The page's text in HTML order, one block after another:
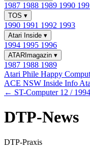
1987 1988 1989 1990
TOS ▾
1990 1991 1992 1993
Atari Inside ▾
1994 1995 1996
ATARImagazin ▾
1987 1988 1989
Atari Phile Happy
ACE NSW Inside Info
← ST-Computer 12 / 1994
DTP-News
DTP-Praxis